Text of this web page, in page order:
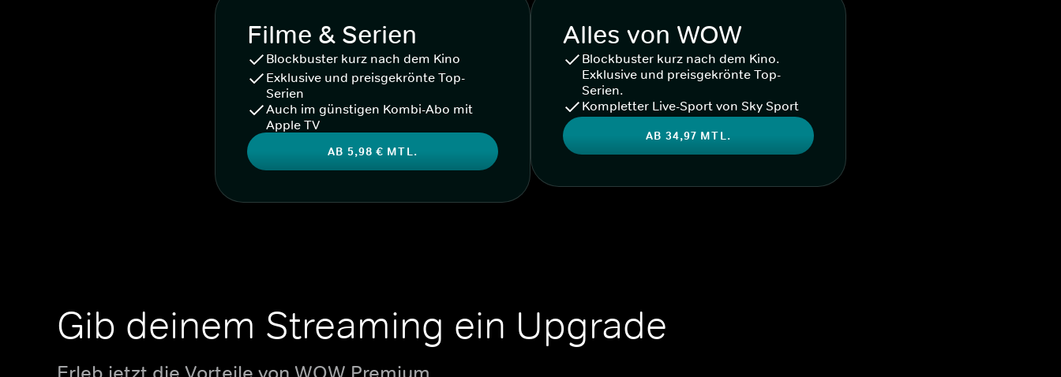
Filme & Serien
Blockbuster kurz nach dem Kino
Exklusive und preisgekrönte Top-
Serien
Auch im günstigen Kombi-Abo mit
Apple TV
AB 5,98 € MTL.
Alles von WOW
Blockbuster kurz nach dem Kino.
Exklusive und preisgekrönte Top-
Serien.
Kompletter Live-Sport von Sky Sport
AB 34,97 MTL.
Gib deinem Streaming ein Upgrade